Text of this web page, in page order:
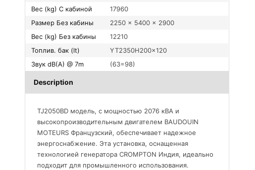
Вес (kg) С кабиной
17960
Размер Без кабины
2250 x 5400 x 2900
Вес (kg) Без кабины
12210
Топлив. бак (lt)
YT2350H200x120
Звук dB(A) @ 7m
(63=98)
Description
TJ2050BD модель, с мощностью 2076 кВА и
высокопроизводительным двигателем BAUDOUIN
MOTEURS Французский, обеспечивает надежное
энергоснабжение. Эта установка, оснащенная
технологией генератора CROMPTON Индия, идеально
подходит для промышленного использования.